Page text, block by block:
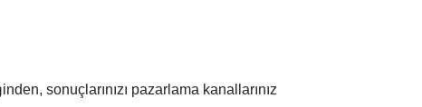
sonuçlarınızı pazarlama kanallarınız